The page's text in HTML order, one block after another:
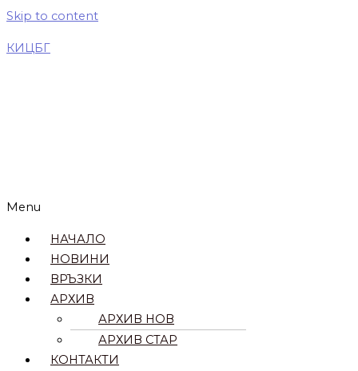
Skip to content
КИЦБГ
Menu
НАЧАЛО
НОВИНИ
ВРЪЗКИ​
АРХИВ
АРХИВ НОВ
АРХИВ СТАР
КОНТАКТИ